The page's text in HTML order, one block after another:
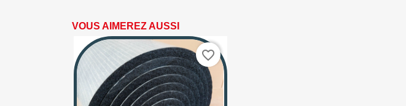
VOUS AIMEREZ AUSSI
favorite_border